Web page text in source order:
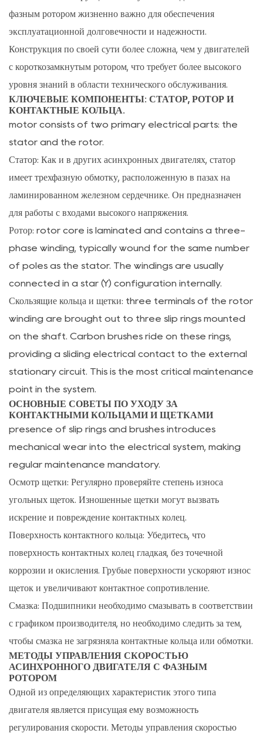
Профессиональное
производство
от
Shanghai
компании
Shanghai
Pinxing
Explosion-
proof
Motor
Co.,
энергоэффективности
и
глобализации
8
Заключение:
выбор
двигателя
для
ваших
нужд
9
Часто
1.
Почему
двигатели
с
фазным
ротором
имеют
фазным ротором жизненно важно для обеспечения
эксплуатационной долговечности и надежности.
Конструкция по своей сути более сложна, чем у двигателей
с короткозамкнутым ротором, что требует более высокого
уровня знаний в области технического обслуживания.
КЛЮЧЕВЫЕ КОМПОНЕНТЫ: СТАТОР, РОТОР И
КОНТАКТНЫЕ КОЛЬЦА.
motor consists of two primary electrical parts: the
stator and the rotor.
Статор: Как и в других асинхронных двигателях, статор
имеет трехфазную обмотку, расположенную в пазах на
ламинированном железном сердечнике. Он предназначен
для работы с входами высокого напряжения.
Ротор: rotor core is laminated and contains a three-
phase winding, typically wound for the same number
of poles as the stator. The windings are usually
connected in a star (Y) configuration internally.
Скользящие кольца и щетки: three terminals of the rotor
winding are brought out to three slip rings mounted
on the shaft. Carbon brushes ride on these rings,
providing a sliding electrical contact to the external
stationary circuit. This is the most critical maintenance
point in the system.
ОСНОВНЫЕ СОВЕТЫ ПО УХОДУ ЗА
КОНТАКТНЫМИ КОЛЬЦАМИ И ЩЕТКАМИ
presence of slip rings and brushes introduces
mechanical wear into the electrical system, making
regular maintenance mandatory.
Осмотр щетки: Регулярно проверяйте степень износа
угольных щеток. Изношенные щетки могут вызвать
искрение и повреждение контактных колец.
Поверхность контактного кольца: Убедитесь, что
поверхность контактных колец гладкая, без точечной
коррозии и окисления. Грубые поверхности ускоряют износ
щеток и увеличивают контактное сопротивление.
Смазка: Подшипники необходимо смазывать в соответствии
с графиком производителя, но необходимо следить за тем,
чтобы смазка не загрязняла контактные кольца или обмотки.
МЕТОДЫ УПРАВЛЕНИЯ СКОРОСТЬЮ
АСИНХРОННОГО ДВИГАТЕЛЯ С ФАЗНЫМ
РОТОРОМ
Одной из определяющих характеристик этого типа
двигателя является присущая ему возможность
регулирования скорости. Методы управления скоростью